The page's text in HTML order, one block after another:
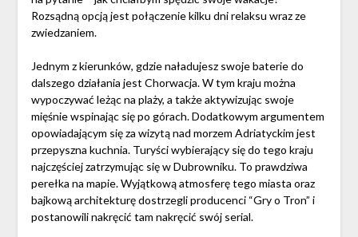
Rozsądną opcją jest połączenie kilku dni relaksu wraz ze
zwiedzaniem.
Jednym z kierunków, gdzie naładujesz swoje baterie do
dalszego działania jest Chorwacja. W tym kraju można
wypoczywać leżąc na plaży, a także aktywizując swoje
mięśnie wspinając się po górach. Dodatkowym argumentem
opowiadającym się za wizytą nad morzem Adriatyckim jest
przepyszna kuchnia. Turyści wybierający się do tego kraju
najczęściej zatrzymując się w Dubrowniku. To prawdziwa
perełka na mapie. Wyjątkową atmosferę tego miasta oraz
bajkową architekturę dostrzegli producenci “Gry o Tron” i
postanowili nakręcić tam nakręcić swój serial.